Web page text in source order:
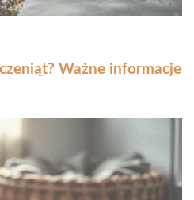
Ważne informacje